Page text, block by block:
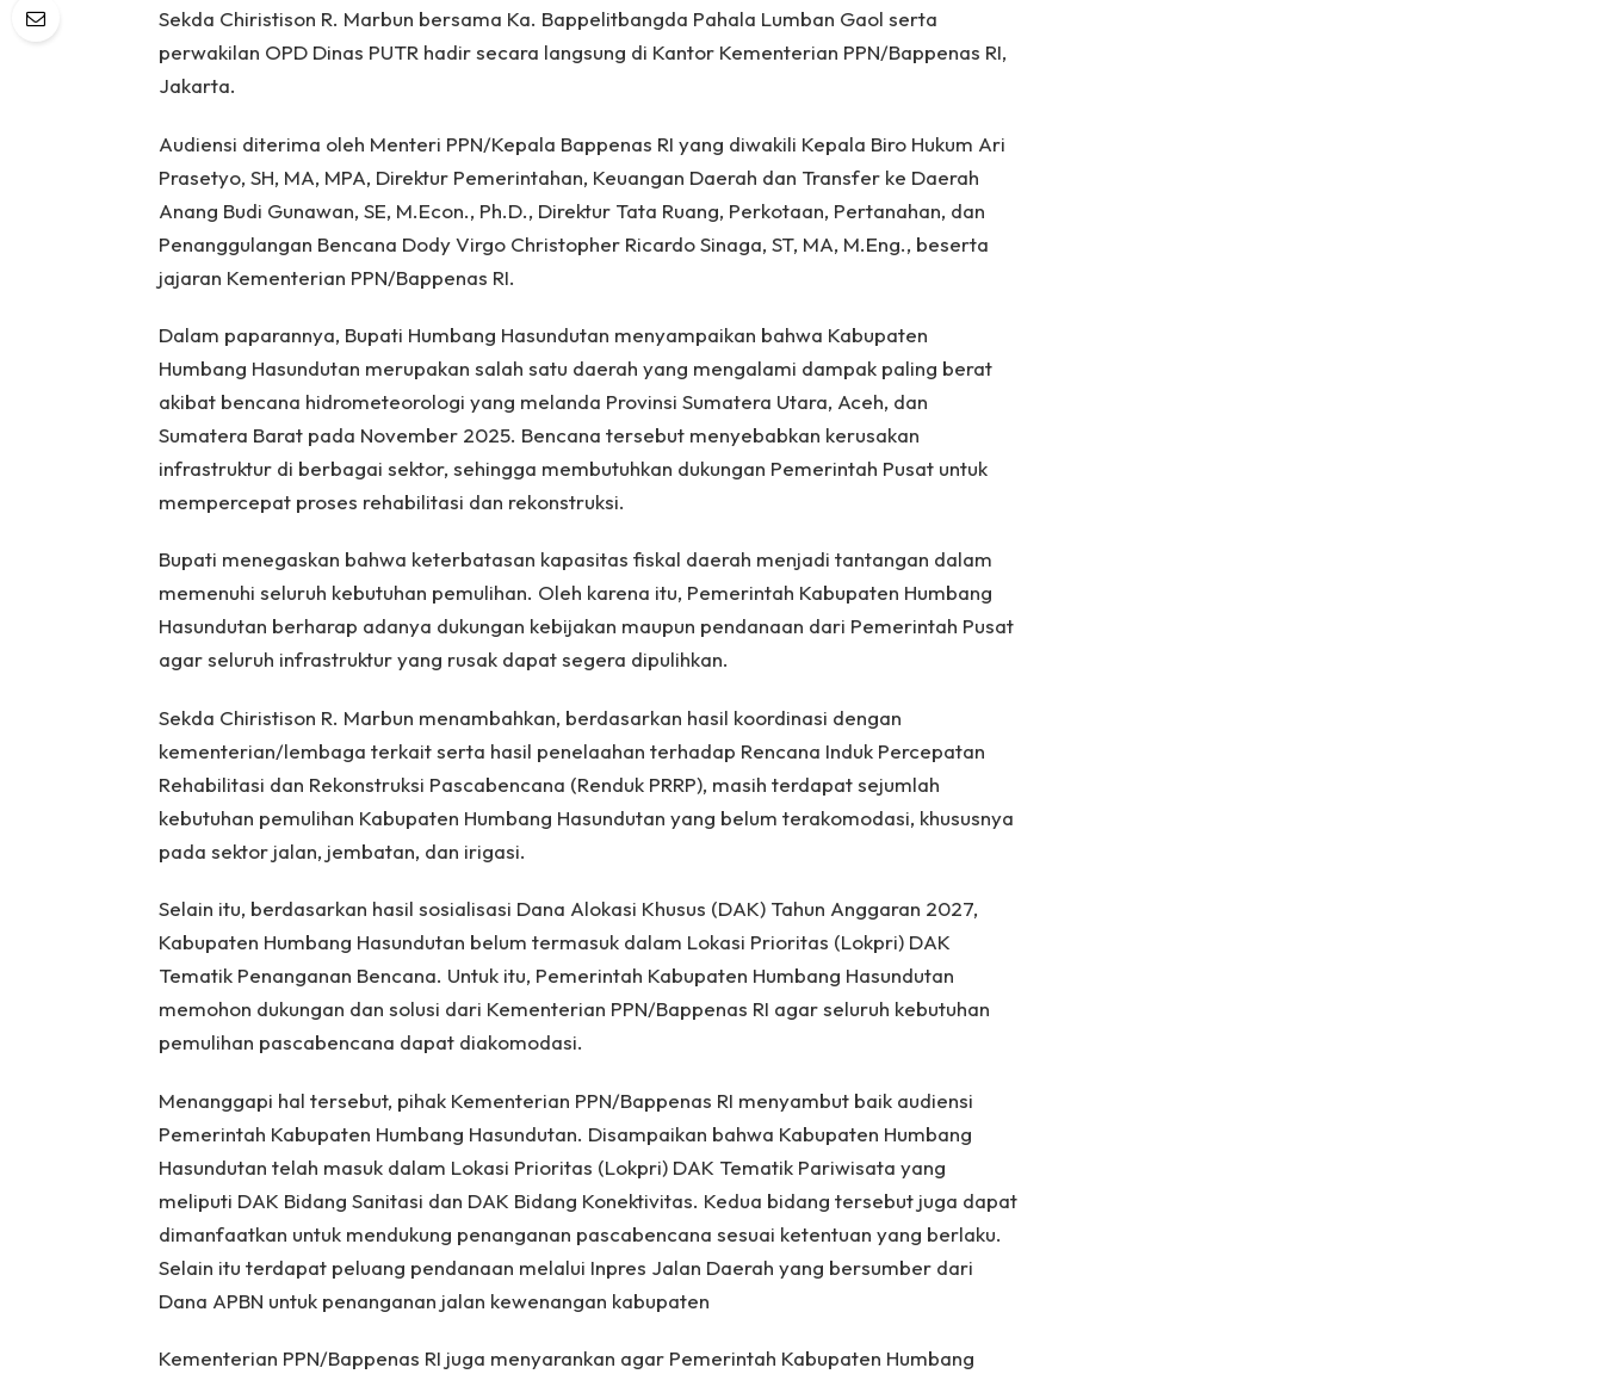
Sekda Chiristison R. Marbun bersama Ka. Bappelitbangda Pahala Lumban Gaol serta
perwakilan OPD Dinas PUTR hadir secara langsung di Kantor Kementerian PPN/Bappenas RI,
Jakarta.
Audiensi diterima oleh Menteri PPN/Kepala Bappenas RI yang diwakili Kepala Biro Hukum Ari
Prasetyo, SH, MA, MPA, Direktur Pemerintahan, Keuangan Daerah dan Transfer ke Daerah
Anang Budi Gunawan, SE, M.Econ., Ph.D., Direktur Tata Ruang, Perkotaan, Pertanahan, dan
Penanggulangan Bencana Dody Virgo Christopher Ricardo Sinaga, ST, MA, M.Eng., beserta
jajaran Kementerian PPN/Bappenas RI.
Dalam paparannya, Bupati Humbang Hasundutan menyampaikan bahwa Kabupaten
Humbang Hasundutan merupakan salah satu daerah yang mengalami dampak paling berat
akibat bencana hidrometeorologi yang melanda Provinsi Sumatera Utara, Aceh, dan
Sumatera Barat pada November 2025. Bencana tersebut menyebabkan kerusakan
infrastruktur di berbagai sektor, sehingga membutuhkan dukungan Pemerintah Pusat untuk
mempercepat proses rehabilitasi dan rekonstruksi.
Bupati menegaskan bahwa keterbatasan kapasitas fiskal daerah menjadi tantangan dalam
memenuhi seluruh kebutuhan pemulihan. Oleh karena itu, Pemerintah Kabupaten Humbang
Hasundutan berharap adanya dukungan kebijakan maupun pendanaan dari Pemerintah Pusat
agar seluruh infrastruktur yang rusak dapat segera dipulihkan.
Sekda Chiristison R. Marbun menambahkan, berdasarkan hasil koordinasi dengan
kementerian/lembaga terkait serta hasil penelaahan terhadap Rencana Induk Percepatan
Rehabilitasi dan Rekonstruksi Pascabencana (Renduk PRRP), masih terdapat sejumlah
kebutuhan pemulihan Kabupaten Humbang Hasundutan yang belum terakomodasi, khususnya
pada sektor jalan, jembatan, dan irigasi.
Selain itu, berdasarkan hasil sosialisasi Dana Alokasi Khusus (DAK) Tahun Anggaran 2027,
Kabupaten Humbang Hasundutan belum termasuk dalam Lokasi Prioritas (Lokpri) DAK
Tematik Penanganan Bencana. Untuk itu, Pemerintah Kabupaten Humbang Hasundutan
memohon dukungan dan solusi dari Kementerian PPN/Bappenas RI agar seluruh kebutuhan
pemulihan pascabencana dapat diakomodasi.
Menanggapi hal tersebut, pihak Kementerian PPN/Bappenas RI menyambut baik audiensi
Pemerintah Kabupaten Humbang Hasundutan. Disampaikan bahwa Kabupaten Humbang
Hasundutan telah masuk dalam Lokasi Prioritas (Lokpri) DAK Tematik Pariwisata yang
meliputi DAK Bidang Sanitasi dan DAK Bidang Konektivitas. Kedua bidang tersebut juga dapat
dimanfaatkan untuk mendukung penanganan pascabencana sesuai ketentuan yang berlaku.
Selain itu terdapat peluang pendanaan melalui Inpres Jalan Daerah yang bersumber dari
Dana APBN untuk penanganan jalan kewenangan kabupaten
Kementerian PPN/Bappenas RI juga menyarankan agar Pemerintah Kabupaten Humbang